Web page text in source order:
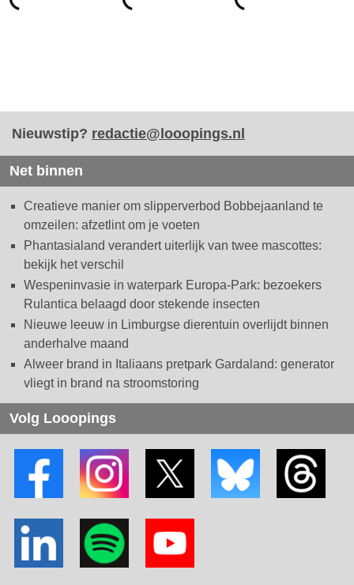
Nieuwstip? redactie@looopings.nl
Net binnen
Creatieve manier om slipperverbod Bobbejaanland te
omzeilen: afzetlint om je voeten
Phantasialand verandert uiterlijk van twee mascottes:
bekijk het verschil
Wespeninvasie in waterpark Europa-Park: bezoekers
Rulantica belaagd door stekende insecten
Nieuwe leeuw in Limburgse dierentuin overlijdt binnen
anderhalve maand
Alweer brand in Italiaans pretpark Gardaland: generator
vliegt in brand na stroomstoring
Volg Looopings